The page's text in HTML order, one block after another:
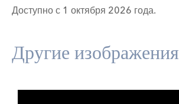
Доступно с 1 октября 2026 года.
Другие изображения